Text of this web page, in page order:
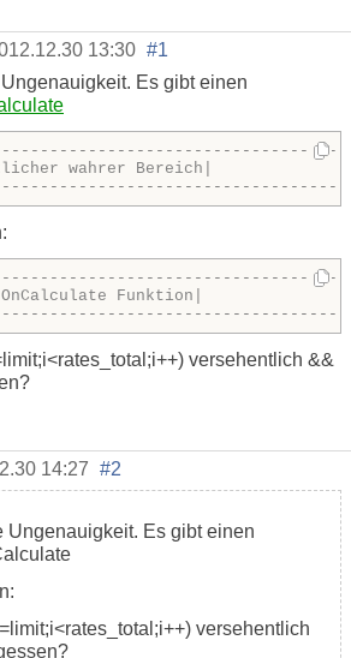
13:30 #1
Es gibt einen
wahrer Bereich|
Funktion|
versehentlich &&
14:27 #2
Ungenauigkeit. Es gibt einen
versehentlich